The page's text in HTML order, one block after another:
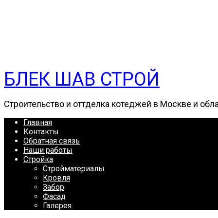
БЛЕК ШАВ СТРОЙ
Строительство и оттделка котеджей в Москве и
Главная
Контакты
Обратная связь
Наши работы
Стройка
Стройматериалы
Кровля
Забор
Фасад
Галерея